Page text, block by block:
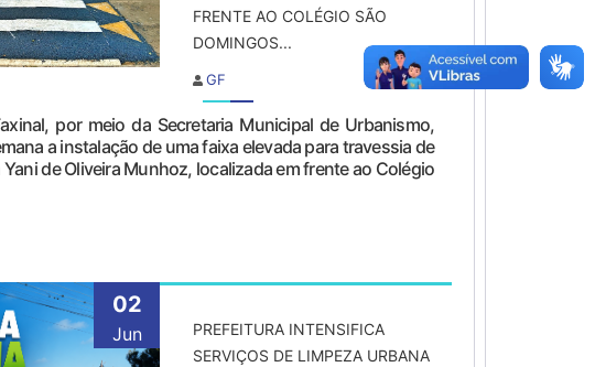
FRENTE AO COLÉGIO SÃO
DOMINGOS...
GF
por meio da Secretaria Municipal de Urbanismo,
a instalação de uma faixa elevada para travessia de
de Oliveira Munhoz, localizada em frente ao Colégio
02
Jun
PREFEITURA INTENSIFICA
SERVIÇOS DE LIMPEZA URBANA